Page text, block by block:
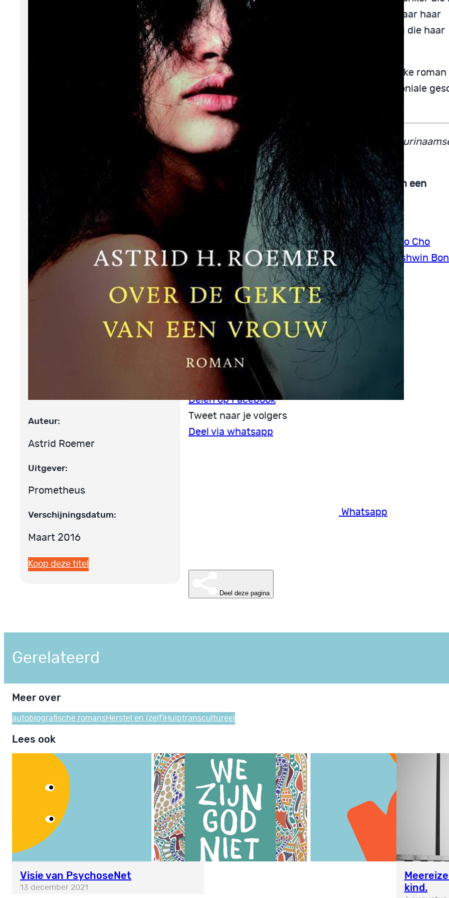
Auteur:
Astrid Roemer
Uitgever:
Prometheus
Verschijningsdatum:
Maart 2016
Koop deze titel
moeder velt, waardoor zij moet terugkeren naar haar
geboortedorp. Per toeval vindt zij een uitweg die haar
levensgeluk schenkt.
Over de gekte van een vrouw is een belangrijke
vrouw-zijn in de jaren tachtig, waarin de koloniale
van Suriname voelbaar wordt.
Astrid H. Roemer (Paramaribo, 1947) is een
Meer lezen over psychische kwetsbaarheid in een
gecompliceerde samenleving?
Gemmetje Victoria – Yvonne Keuls
Kim Jiyoung, geboren in 1982 – Nam-Joo Cho
Toen ik klein was, was ik niet bang – Gershwin
Deel deze pagina
Delen op Facebook
Tweet naar je volgers
Deel via whatsapp
Whatsapp
Deel deze pagina
Gerelateerd
Meer over
autobiografische romansHerstel en (zelf)Hulptranscultureel
Lees ook
Visie van PsychoseNet
13 december 2021
Overlevingsinstincten in
samenleving én in psychose
6 juni 2018
kind.